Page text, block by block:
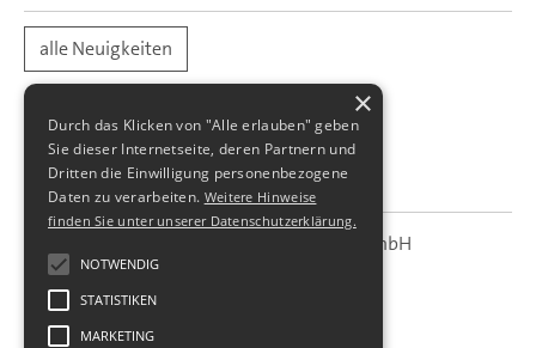
alle Neuigkeiten
SBS
SBS Richter, Trenner & Kollegen GmbH
Steuerberatungsgesellschaft
Hohe Straße 55
01187Dresden
×
Durch das Klicken von "Alle erlauben" geben
Sie dieser Internetseite, deren Partnern und
Dritten die Einwilligung personenbezogene
Daten zu verarbeiten. Weitere Hinweise
finden Sie unter unserer Datenschutzerklärung.
NOTWENDIG
STATISTIKEN
MARKETING